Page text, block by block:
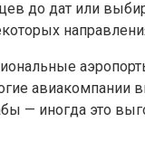
до дат или
— иногда это